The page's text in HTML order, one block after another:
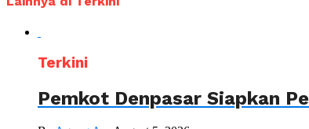
Terkini
Pemkot Denpasar Siapkan